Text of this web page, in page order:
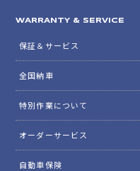
WARRANTY & SERVICE
保証＆サービス
全国納車
特別作業について
オーダーサービス
自動車保険